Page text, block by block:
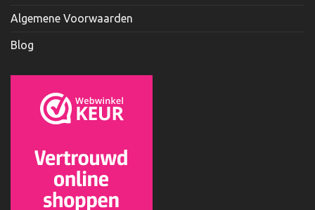
Algemene Voorwaarden
Blog